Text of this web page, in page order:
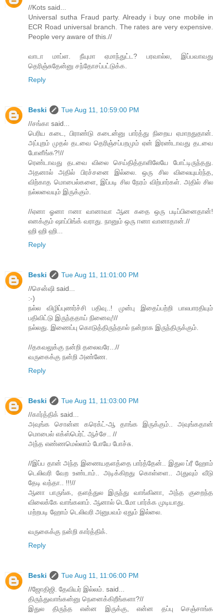
//Kots said...
Universal sutha Fraud party. Already i buy one mobile in
ECR Road universal branch. The rates are very expensive.
People very aware of this.//
வாடா மாப்ள. நீயுமா ஏமாந்துட்ட? பரவால்ல, இப்பவாவது
தெரிஞ்சுதேன்னு சந்தோசப்பட்டுக்க.
Reply
Beski
Tue Aug 11, 10:59:00 PM
//சங்கா said...
பெரிய கடை, பிராண்டு கடைன்னு பார்த்து நிறைய ஏமாறதுதான்.
அப்புறம் முதல் தடவை தெரிஞ்சப்பறமும் ஏன் இரண்டாவது தடவை
போனீங்க?!//
ரெண்டாவது தடவை விலை செய்தித்தாளிலேயே போட்டிருந்தது.
அதனால் அதில் பிரச்சனை இல்லை. ஒரு சில விலையுயர்ந்த,
விற்காத மொபைல்களை, இப்படி சில நேரம் விற்பார்கள். அதில் சில
நல்லவையும் இருக்கும்.
//ஏனா ஓனா ஈனா வானாவா ஆன கதை ஒரு படிப்பினைதான்!
எனக்கும் ஷாப்பிங்க் வராது. நானும் ஒரு ஈனா வானாதான்.//
ஹி ஹி ஹி...
Reply
Beski
Tue Aug 11, 11:01:00 PM
//சென்ஷி said...
:-)
நல்ல விழிப்புணர்ச்சி பதிவு..! முன்பு இதைப்பற்றி பாலபாரதியும்
பதிவிட்டு இருந்ததாய் நினைவு!//
நல்லது. இணைப்பு கொடுத்திருந்தால் நன்றாக இருந்திருக்கும்.
//தகவலுக்கு நன்றி தலைவரே...//
வருகைக்கு நன்றி அண்ணே.
Reply
Beski
Tue Aug 11, 11:03:00 PM
//கார்த்திக் said...
அவுங்க சொன்ன கரெக்ட்-ஆ தாங்க இருக்கும்.. அவுங்கதான்
மொபைல் எக்ஸ்பெர்ட் ஆச்சே.. //
அந்த எண்ணமெல்லாம் போயே போச்சு.
//இப்ப தான் அந்த இணையதளத்தை பார்த்தேன்.. இதுல ப்ரீ ஹோம்
டெலிவரி வேற உண்டாம்.. அடிக்கிறது கொள்ளை.. அதுவும் வீடு
தேடி வந்தா.. !!!//
ஆனா பாருங்க, தளத்துல இருந்து வாங்கினா, அந்த குறைந்த
விலைக்கே வாங்கலாம். ஆனால் டெமோ பார்க்க முடியாது.
மற்றபடி ஹோம் டெலிவரி அனுபவம் ஏதும் இல்லை.
வருகைக்கு நன்றி கார்த்திக்.
Reply
Beski
Tue Aug 11, 11:06:00 PM
//ஜோதிஜி. தேவியர் இல்லம். said...
திருந்துவாங்கன்னு நெனைக்கிறீங்களா?//
இதுல திருந்த என்ன இருக்கு, என்ன தப்பு செஞ்சாங்க